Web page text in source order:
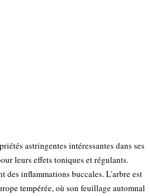
astringentes intéressantes dans ses
leurs effets toniques et régulants.
des inflammations buccales. L'arbre est
tempérée, où son feuillage automnal